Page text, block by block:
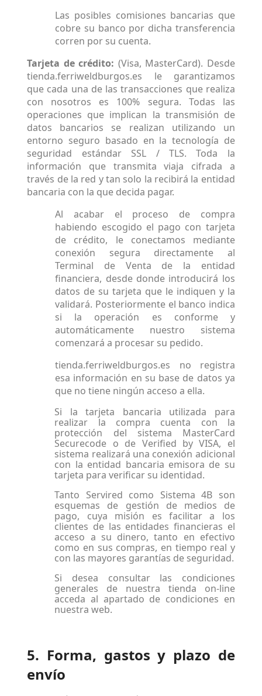
Las posibles comisiones bancarias que
cobre su banco por dicha transferencia
corren por su cuenta.
Tarjeta de crédito: (Visa, MasterCard). Desde
tienda.ferriweldburgos.es le garantizamos
que cada una de las transacciones que realiza
con nosotros es 100% segura. Todas las
operaciones que implican la transmisión de
datos bancarios se realizan utilizando un
entorno seguro basado en la tecnología de
seguridad estándar SSL / TLS. Toda la
información que transmita viaja cifrada a
través de la red y tan solo la recibirá la entidad
bancaria con la que decida pagar.
Al acabar el proceso de compra
habiendo escogido el pago con tarjeta
de crédito, le conectamos mediante
conexión segura directamente al
Terminal de Venta de la entidad
financiera, desde donde introducirá los
datos de su tarjeta que le indiquen y la
validará. Posteriormente el banco indica
si la operación es conforme y
automáticamente nuestro sistema
comenzará a procesar su pedido.
tienda.ferriweldburgos.es no registra
esa información en su base de datos ya
que no tiene ningún acceso a ella.
Si la tarjeta bancaria utilizada para
realizar la compra cuenta con la
protección del sistema MasterCard
Securecode o de Verified by VISA, el
sistema realizará una conexión adicional
con la entidad bancaria emisora de su
tarjeta para verificar su identidad.
Tanto Servired como Sistema 4B son
esquemas de gestión de medios de
pago, cuya misión es facilitar a los
clientes de las entidades financieras el
acceso a su dinero, tanto en efectivo
como en sus compras, en tiempo real y
con las mayores garantías de seguridad.
Si desea consultar las condiciones
generales de nuestra tienda on-line
acceda al apartado de condiciones en
nuestra web.
5. Forma, gastos y plazo de
envío